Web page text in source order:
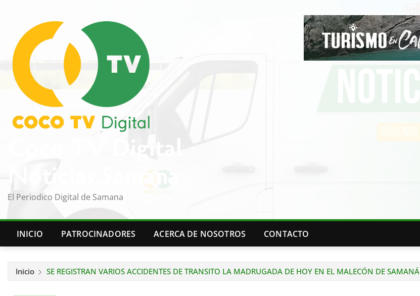
contenido
Noticias Samana
El Periodico Digital de Samana
INICIO PATROCINADORES ACERCA DE NOSOTROS CONTACTO
Inicio SE REGISTRAN VARIOS ACCIDENTES DE TRANSITO LA MADRUGADA DE HOY EN EL MALECÓN DE SAMANÁ